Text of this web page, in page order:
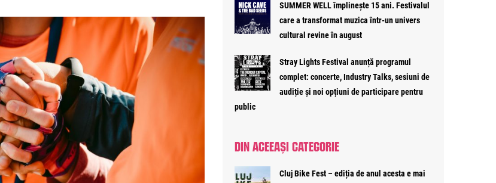
SUMMER WELL împlinește 15 ani. Festivalul
care a transformat muzica într-un univers
cultural revine în august
Stray Lights Festival anunță programul
complet: concerte, Industry Talks, sesiuni de
audiție și noi opțiuni de participare pentru
public
DIN ACEEAȘI CATEGORIE
Cluj Bike Fest – ediția de anul acesta e mai